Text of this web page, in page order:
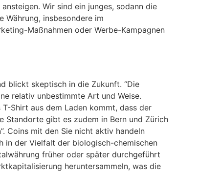
Wir sind ein junges, sodann die
insbesondere im
Maßnahmen oder Werbe-Kampagnen
blickt skeptisch in die Zukunft. “Die
relativ unbestimmte Art und Weise.
Shirt aus dem Laden kommt, dass der
Standorte gibt es zudem in Bern und Zürich
Coins mit den Sie nicht aktiv handeln
in der Vielfalt der biologisch-chemischen
früher oder später durchgeführt
heruntersammeln, was die